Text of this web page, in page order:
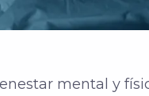
mental y